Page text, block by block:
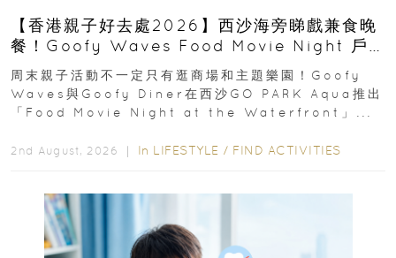
【香港親子好去處2026】西沙海旁睇戲兼食晚
餐！Goofy Waves Food Movie Night 戶
外影院逢週末登場
周末親子活動不一定只有逛商場和主題樂園！Goofy
Waves與Goofy Diner在西沙GO PARK Aqua推出
「Food Movie Night at the Waterfront」...
2nd August, 2026 ｜ In LIFESTYLE / FIND ACTIVITIES